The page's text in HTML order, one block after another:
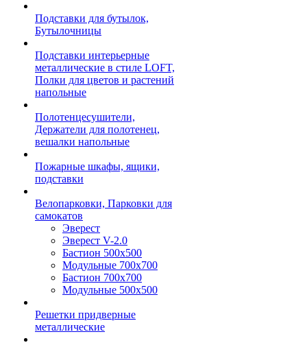
Подставки для бутылок,
Бутылочницы
Подставки интерьерные
металлические в стиле LOFT,
Полки для цветов и растений
напольные
Полотенцесушители,
Держатели для полотенец,
вешалки напольные
Пожарные шкафы, ящики,
подставки
Велопарковки, Парковки для
самокатов
Эверест
Эверест V-2.0
Бастион 500х500
Модульные 700х700
Бастион 700х700
Модульные 500х500
Решетки придверные
металлические